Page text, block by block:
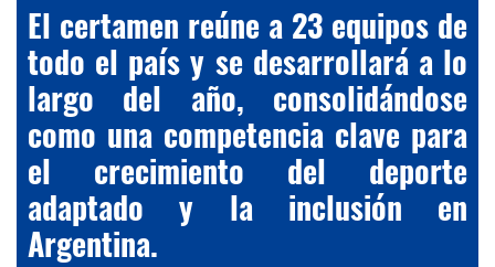
El certamen reúne a 23 equipos de
todo el país y se desarrollará a lo
largo del año, consolidándose
como una competencia clave para
el crecimiento del deporte
adaptado y la inclusión en
Argentina.